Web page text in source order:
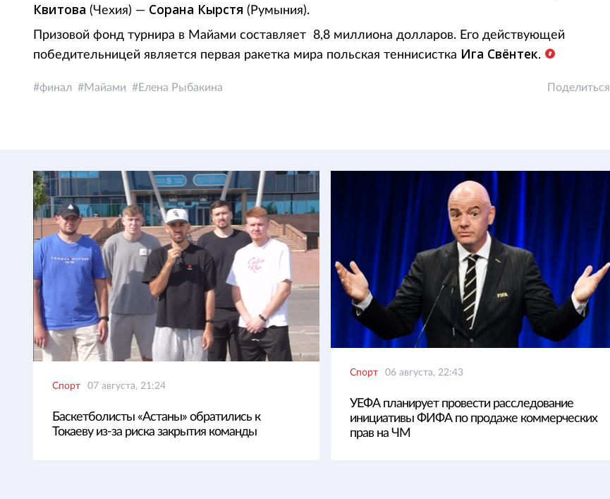
Квитова (Чехия) — Сорана Кырстя (Румыния).
Призовой фонд турнира в Майами составляет 8,8 миллиона долларов. Его действующей
победительницей является первая ракетка мира польская теннисистка Ига Свёнтек.
финал Майами Елена Рыбакина Поделиться
Спорт 07 августа, 21:24
Баскетболисты «Астаны» обратились к
Токаеву из-за риска закрытия команды
Спорт 06 августа, 22:43
УЕФА планирует провести расследование
инициативы ФИФА по продаже коммерческих
прав на ЧМ